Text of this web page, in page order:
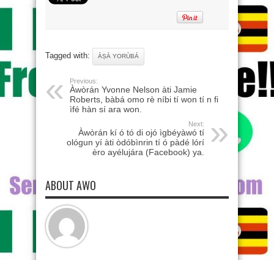
Tagged with: ÀṢÀ YORÙBÁ
Previous:
Àwòrán Yvonne Nelson àti Jamie
Roberts, bàbá omo rè níbi tí won tí n fi
ìfé hàn sí ara won.
Next:
Àwòrán kí ó tó di ojó ìgbéyàwó tí
ológun yí àti òdóbìnrin tí ó pàdé lórí
èro ayélujára (Facebook) ya.
ABOUT AWO